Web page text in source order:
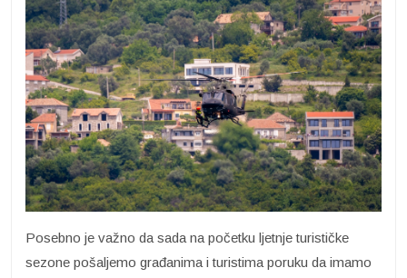
Posebno je važno da sada na početku ljetnje turističke
sezone pošaljemo građanima i turistima poruku da imamo